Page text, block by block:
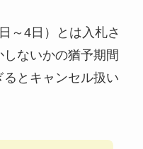
～4日）とは入札さ
ないかの猶予期間
とキャンセル扱い